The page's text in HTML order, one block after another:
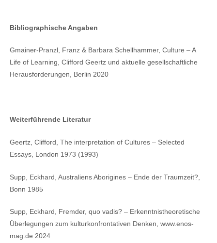
Bibliographische Angaben
Gmainer-Pranzl, Franz & Barbara Schellhammer, Culture – A
Life of Learning, Clifford Geertz und aktuelle gesellschaftliche
Herausforderungen, Berlin 2020
Weiterführende Literatur
Geertz, Clifford, The interpretation of Cultures – Selected
Essays, London 1973 (1993)
Supp, Eckhard, Australiens Aborigines – Ende der Traumzeit?,
Bonn 1985
Supp, Eckhard, Fremder, quo vadis? – Erkenntnistheoretische
Überlegungen zum kulturkonfrontativen Denken, www.enos-
mag.de 2024